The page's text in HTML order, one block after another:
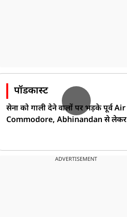
पॉडकास्ट
सेना को गाली देने वालों पर भड़के पूर्व Air
Commodore, Abhinandan से लेकर
ADVERTISEMENT